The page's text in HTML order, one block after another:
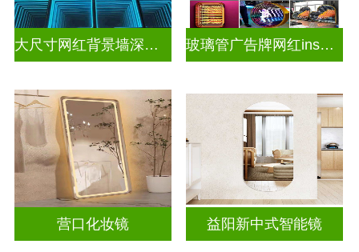
大尺寸网红背景墙深渊镜 玻璃管广告牌网红ins灯带造型装饰千层镜深渊镜
营口化妆镜 益阳新中式智能镜